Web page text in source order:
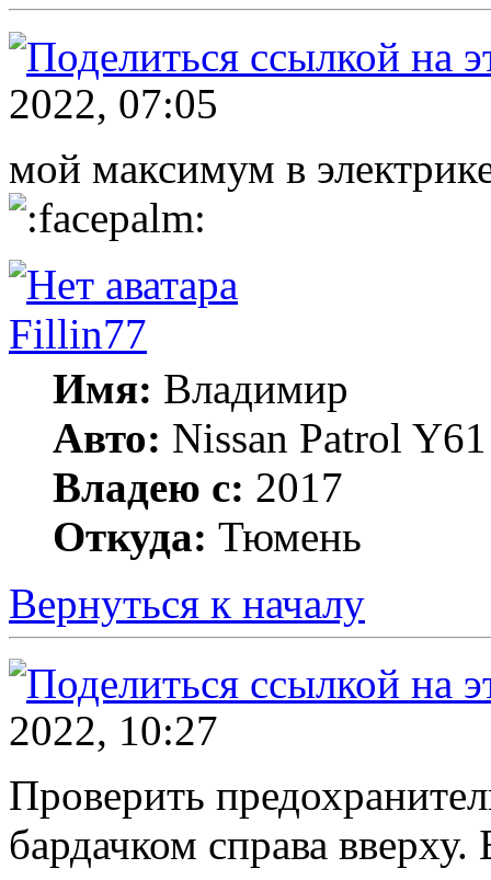
2022, 07:05
мой максимум в
Fillin77
Имя: Владимир
Авто: Nissan Patrol
Владею с: 2017
Откуда: Тюмень
Вернуться к началу
2022, 10:27
Проверить
бардачком справа